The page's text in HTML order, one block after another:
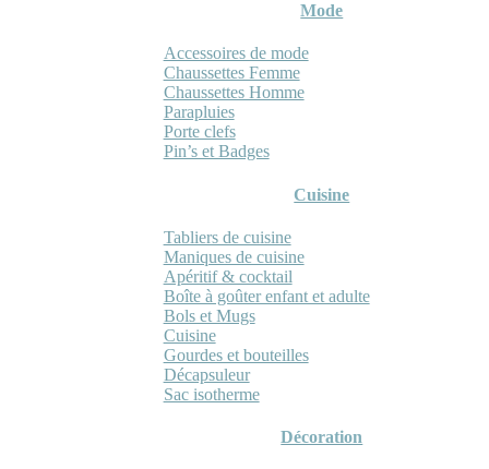
Mode
Accessoires de mode
Chaussettes Femme
Chaussettes Homme
Parapluies
Porte clefs
Pin’s et Badges
Cuisine
Tabliers de cuisine
Maniques de cuisine
Apéritif & cocktail
Boîte à goûter enfant et adulte
Bols et Mugs
Cuisine
Gourdes et bouteilles
Décapsuleur
Sac isotherme
Décoration